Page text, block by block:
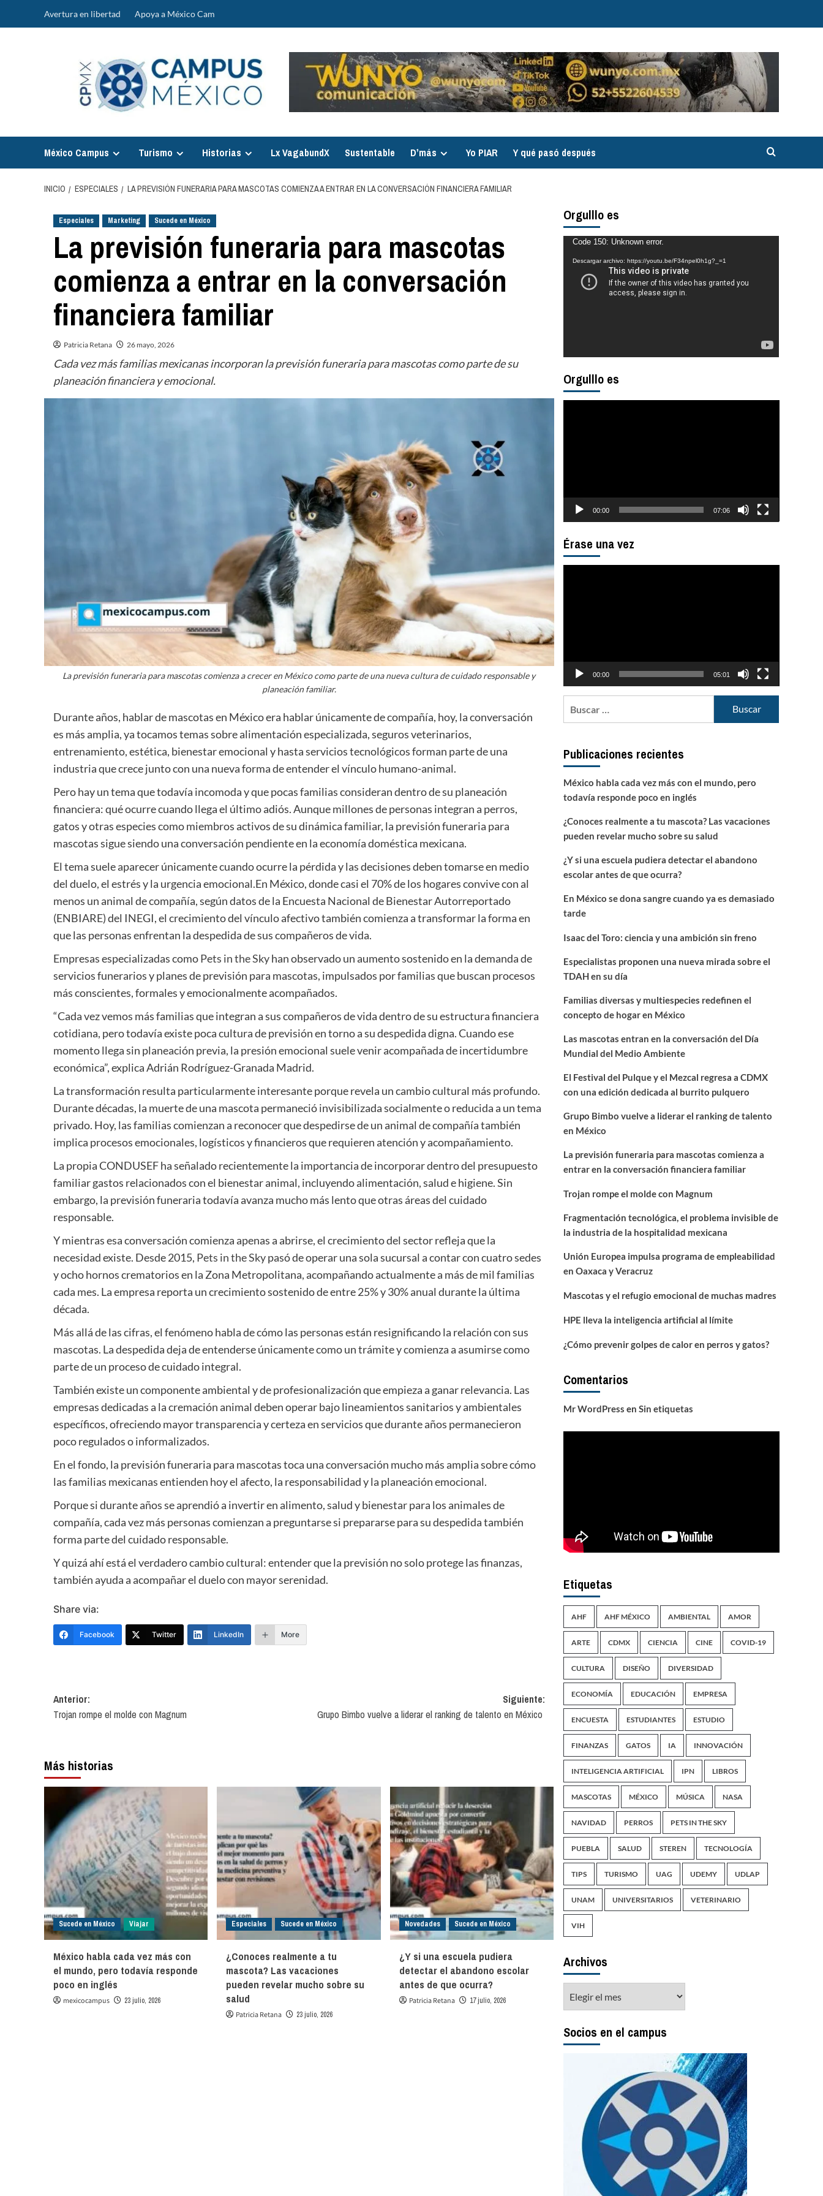
Avertura en libertad Apoya a México Cam
México Campus Turismo Historias Lx VagabundX Sustentable D´’más Yo PIAR Y qué pasó después
INICIO ESPECIALES LA PREVISIÓN FUNERARIA PARA MASCOTAS COMIENZA A ENTRAR EN LA CONVERSACIÓN FINANCIERA FAMILIAR
Especiales Marketing Sucede en México
La previsión funeraria para mascotas
comienza a entrar en la conversación
financiera familiar
Patricia Retana 26 mayo, 2026
Cada vez más familias mexicanas incorporan la previsión funeraria para mascotas como parte de su
planeación financiera y emocional.
La previsión funeraria para mascotas comienza a crecer en México como parte de una nueva cultura de cuidado responsable y
planeación familiar.
Durante años, hablar de mascotas en México era hablar únicamente de compañía, hoy, la conversación
es más amplia, ya tocamos temas sobre alimentación especializada, seguros veterinarios,
entrenamiento, estética, bienestar emocional y hasta servicios tecnológicos forman parte de una
industria que crece junto con una nueva forma de entender el vínculo humano-animal.
Pero hay un tema que todavía incomoda y que pocas familias consideran dentro de su planeación
financiera: qué ocurre cuando llega el último adiós. Aunque millones de personas integran a perros,
gatos y otras especies como miembros activos de su dinámica familiar, la previsión funeraria para
mascotas sigue siendo una conversación pendiente en la economía doméstica mexicana.
El tema suele aparecer únicamente cuando ocurre la pérdida y las decisiones deben tomarse en medio
del duelo, el estrés y la urgencia emocional.En México, donde casi el 70% de los hogares convive con al
menos un animal de compañía, según datos de la Encuesta Nacional de Bienestar Autorreportado
(ENBIARE) del INEGI, el crecimiento del vínculo afectivo también comienza a transformar la forma en
que las personas enfrentan la despedida de sus compañeros de vida.
Empresas especializadas comoPets in the Skyhan observado un aumento sostenido en la demanda de
servicios funerarios y planes de previsión para mascotas, impulsados por familias que buscan procesos
más conscientes, formales y emocionalmente acompañados.
“Cada vez vemos más familias que integran a sus compañeros de vida dentro de su estructura financiera
cotidiana, pero todavía existe poca cultura de previsión en torno a su despedida digna. Cuando ese
momento llega sin planeación previa, la presión emocional suele venir acompañada de incertidumbre
económica”, explica Adrián Rodríguez-Granada Madrid.
La transformación resulta particularmente interesante porque revela un cambio cultural más profundo.
Durante décadas, la muerte de una mascota permaneció invisibilizada socialmente o reducida a un tema
privado. Hoy, las familias comienzan a reconocer que despedirse de un animal de compañía también
implica procesos emocionales, logísticos y financieros que requieren atención y acompañamiento.
La propia CONDUSEF ha señalado recientemente la importancia de incorporar dentro del presupuesto
familiar gastos relacionados con el bienestar animal, incluyendo alimentación, salud e higiene. Sin
embargo, la previsión funeraria todavía avanza mucho más lento que otras áreas del cuidado
responsable.
Y mientras esa conversación comienza apenas a abrirse, el crecimiento del sector refleja que la
necesidad existe. Desde 2015, Pets in the Skypasó de operar una sola sucursal a contar con cuatro sedes
y ocho hornos crematorios en la Zona Metropolitana, acompañando actualmente a más de mil familias
cada mes. La empresa reporta un crecimiento sostenido de entre 25% y 30% anual durante la última
década.
Más allá de las cifras, el fenómeno habla de cómo las personas están resignificando la relación con sus
mascotas. La despedida deja de entenderse únicamente como un trámite y comienza a asumirse como
parte de un proceso de cuidado integral.
También existe un componente ambiental y de profesionalización que empieza a ganar relevancia. Las
empresas dedicadas a la cremación animal deben operar bajo lineamientos sanitarios y ambientales
específicos, ofreciendo mayor transparencia y certeza en servicios que durante años permanecieron
poco regulados o informalizados.
En el fondo, la previsión funeraria para mascotas toca una conversación mucho más amplia sobre cómo
las familias mexicanas entienden hoy el afecto, la responsabilidad y la planeación emocional.
Porque si durante años se aprendió a invertir en alimento, salud y bienestar para los animales de
compañía, cada vez más personas comienzan a preguntarse si prepararse para su despedida también
forma parte del cuidado responsable.
Y quizá ahí está el verdadero cambio cultural: entender que la previsión no solo protege las finanzas,
también ayuda a acompañar el duelo con mayor serenidad.
Share via:
Facebook Twitter LinkedIn More
Navegación
de
Anterior:
Trojan rompe el molde con Magnum
Siguiente:
Grupo Bimbo vuelve a liderar el ranking de talento en México
Más historias
Sucede en México Viajar
México habla cada vez más con
el mundo, pero todavía responde
poco en inglés
mexicocampus 23 julio, 2026
Especiales Sucede en México
¿Conoces realmente a tu
mascota? Las vacaciones
pueden revelar mucho sobre su
salud
Patricia Retana 23 julio, 2026
Novedades Sucede en México
¿Y si una escuela pudiera
detectar el abandono escolar
antes de que ocurra?
Patricia Retana 17 julio, 2026
Orgulllo es
Reproductor
de
vídeo
Code 150: Unknown error.
Descargar archivo: https://youtu.be/F34npel0h1g?_=1
Orgulllo es
00:00 07:06
Érase una vez
00:00 05:01
Publicaciones recientes
México habla cada vez más con el mundo, pero
todavía responde poco en inglés
¿Conoces realmente a tu mascota? Las vacaciones
pueden revelar mucho sobre su salud
¿Y si una escuela pudiera detectar el abandono
escolar antes de que ocurra?
En México se dona sangre cuando ya es demasiado
tarde
Isaac del Toro: ciencia y una ambición sin freno
Especialistas proponen una nueva mirada sobre el
TDAH en su día
Familias diversas y multiespecies redefinen el
concepto de hogar en México
Las mascotas entran en la conversación del Día
Mundial del Medio Ambiente
El Festival del Pulque y el Mezcal regresa a CDMX
con una edición dedicada al burrito pulquero
Grupo Bimbo vuelve a liderar el ranking de talento
en México
La previsión funeraria para mascotas comienza a
entrar en la conversación financiera familiar
Trojan rompe el molde con Magnum
Fragmentación tecnológica, el problema invisible de
la industria de la hospitalidad mexicana
Unión Europea impulsa programa de empleabilidad
en Oaxaca y Veracruz
Mascotas y el refugio emocional de muchas madres
HPE lleva la inteligencia artificial al límite
¿Cómo prevenir golpes de calor en perros y gatos?
Comentarios
Mr WordPress en Sin etiquetas
Etiquetas
AHF AHF MÉXICO AMBIENTAL AMOR
ARTE CDMX CIENCIA CINE COVID-19
CULTURA DISEÑO DIVERSIDAD
ECONOMÍA EDUCACIÓN EMPRESA
ENCUESTA ESTUDIANTES ESTUDIO
FINANZAS GATOS IA INNOVACIÓN
INTELIGENCIA ARTIFICIAL IPN LIBROS
MASCOTAS MÉXICO MÚSICA NASA
NAVIDAD PERROS PETS IN THE SKY
PUEBLA SALUD STEREN TECNOLOGÍA
TIPS TURISMO UAG UDEMY UDLAP
UNAM UNIVERSITARIOS VETERINARIO
VIH
Archivos
Socios en el campus